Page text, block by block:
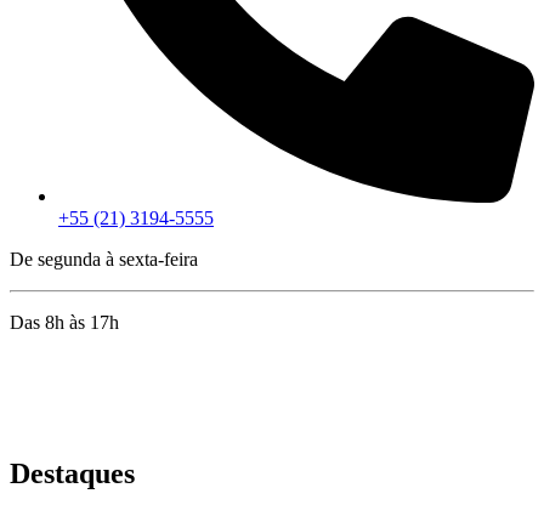
+55 (21) 3194-5555
De segunda à sexta-feira
Das 8h às 17h
Destaques